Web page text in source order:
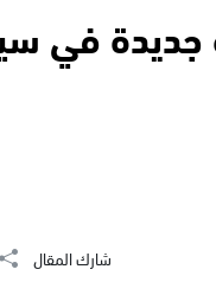
جديدة في
شارك المقال